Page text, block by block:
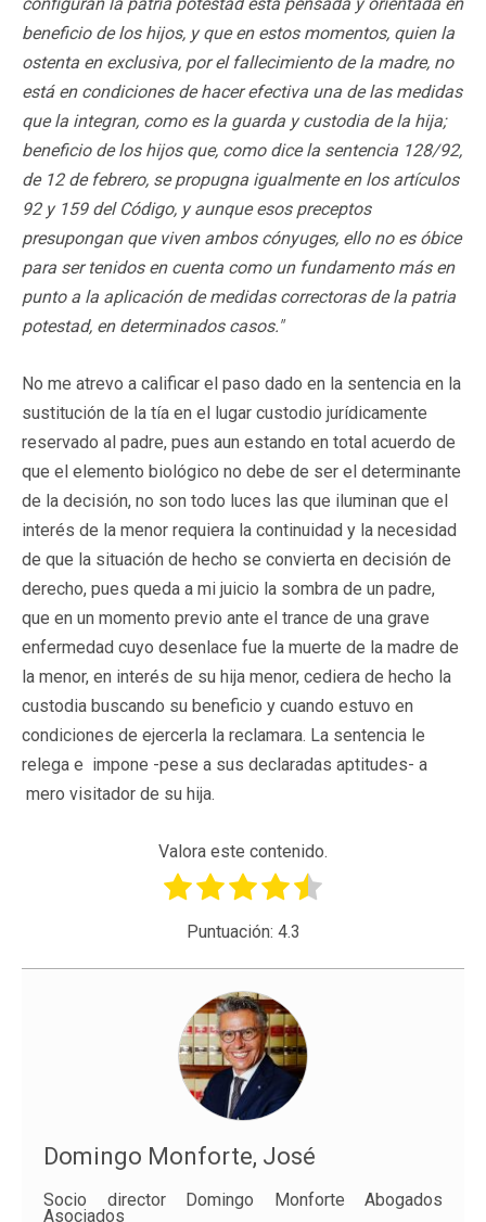
beneficio de los hijos, y que en estos momentos, quien la
ostenta en exclusiva, por el fallecimiento de la madre, no
está en condiciones de hacer efectiva una de las medidas
que la integran, como es la guarda y custodia de la hija;
beneficio de los hijos que, como dice la sentencia 128/92,
de 12 de febrero, se propugna igualmente en los artículos
92 y 159 del Código, y aunque esos preceptos
presupongan que viven ambos cónyuges, ello no es óbice
para ser tenidos en cuenta como un fundamento más en
punto a la aplicación de medidas correctoras de la patria
potestad, en determinados casos."
No me atrevo a calificar el paso dado en la sentencia en la
sustitución de la tía en el lugar custodio jurídicamente
reservado al padre, pues aun estando en total acuerdo de
que el elemento biológico no debe de ser el determinante
de la decisión, no son todo luces las que iluminan que el
interés de la menor requiera la continuidad y la necesidad
de que la situación de hecho se convierta en decisión de
derecho, pues queda a mi juicio la sombra de un padre,
que en un momento previo ante el trance de una grave
enfermedad cuyo desenlace fue la muerte de la madre de
la menor, en interés de su hija menor, cediera de hecho la
custodia buscando su beneficio y cuando estuvo en
condiciones de ejercerla la reclamara. La sentencia le
relega e impone -pese a sus declaradas aptitudes- a
mero visitador de su hija.
Valora este contenido.
Puntuación: 4.3
Domingo Monforte, José
Socio director Domingo Monforte Abogados
Asociados